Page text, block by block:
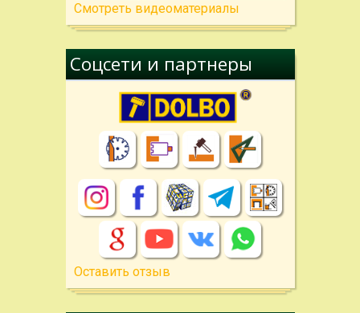
Cмотреть видеоматериалы
Соцсети и партнеры
Оставить отзыв